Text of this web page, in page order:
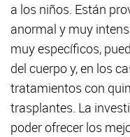
a los niños. Están
anormal y muy
muy específicos,
del cuerpo y, en los
tratamientos con
trasplantes. La
poder ofrecer los